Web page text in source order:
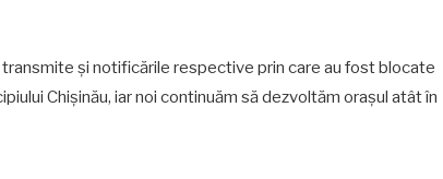
și notificările respective prin care au fost blocate
Chișinău, iar noi continuăm să dezvoltăm orașul atât în